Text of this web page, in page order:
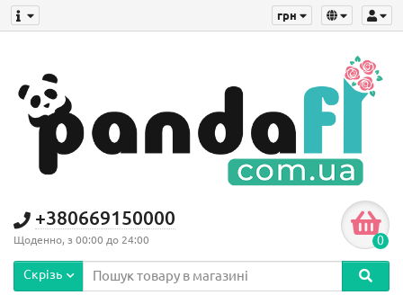
грн
+380669150000
Щоденно, з 00:00 до 24:00 0
Скрізь